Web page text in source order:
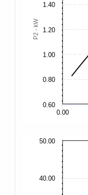
P2 - kW
0.00
0.80
1.00
1.20
1.40
0.60
40.00
50.00